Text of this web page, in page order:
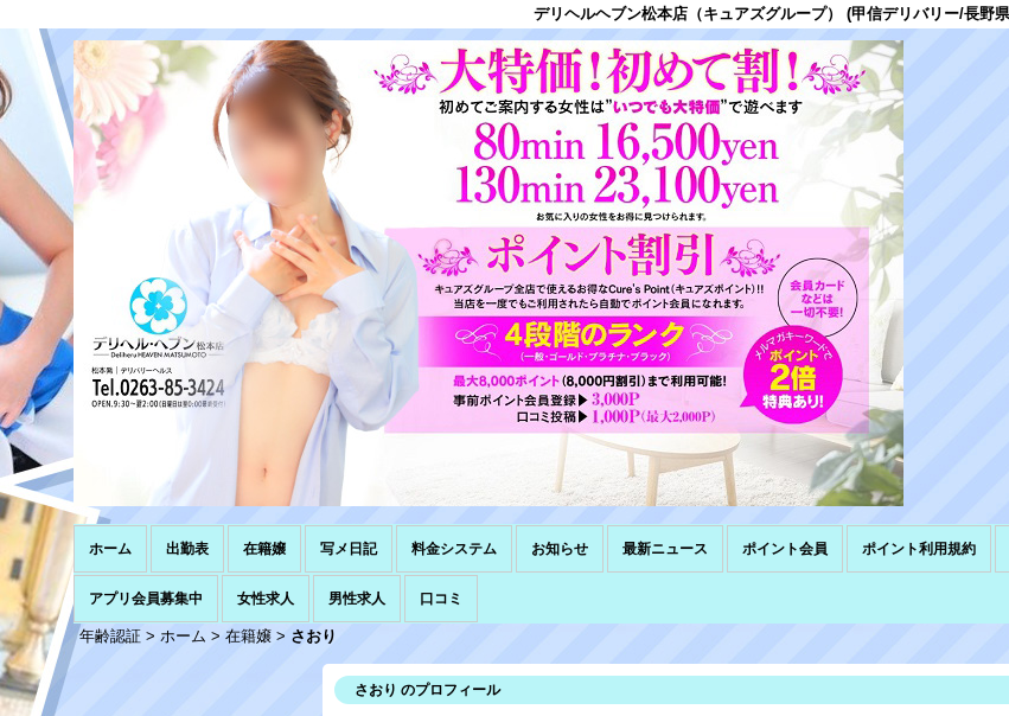
デリヘルヘブン松本店（キュアズグループ） (甲信デリバリー/長野
ホーム 出勤表 在籍嬢 写メ日記 料金システム お知らせ 最新ニュース ポイント会員 ポイント利用規約
アプリ会員募集中 女性求人 男性求人 口コミ
年齢認証 > ホーム > 在籍嬢 > さおり
さおり のプロフィール